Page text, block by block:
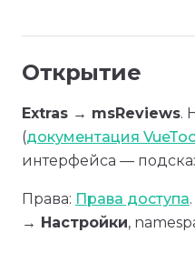
Открытие
Extras → msReviews.
(документация
интерфейса —
Права: Права доступа
→ Настройки,